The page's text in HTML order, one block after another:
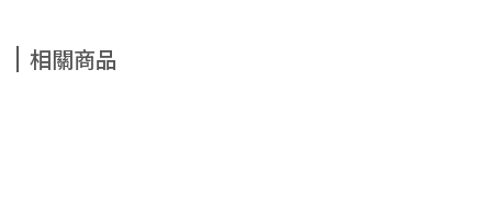
相關商品